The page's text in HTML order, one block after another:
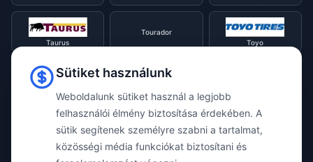
Taurus
Tourador
Toyo
Tracmax
Uniroyal
Viking Voyager
Sütiket használunk
Weboldalunk sütiket használ a legjobb
felhasználói élmény biztosítása érdekében. A
sütik segítenek személyre szabni a tartalmat,
közösségi média funkciókat biztosítani és